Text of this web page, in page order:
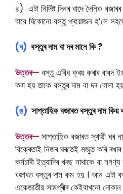
৪) এটা নিৰ্দিষ্ট দিনৰ বাদে দৈনিক
বাবে যিকোনো বস্তু প্ৰয়োজন হ’লে
(ঘ) বস্তুৰ দাম বা দৰ মানে কি ?
উত্তৰ— বস্তু এবিধ ক্ৰয় কৰাৰ বাবদ
কৰা হয় তাকে বস্তুৰ দাম বা দৰ বোলা
(ঙ) সাপ্তাহিক বজাৰত বস্তুৰ দাম
উত্তৰ— সাপ্তাহিক বজাৰত স্থায়ী
বিক্ৰেতাই নিজৰ ঘৰতেই মজুত কৰি ৰখাৰ
কৰ্মচাৰী ইত্যাদিৰ খৰছ নাথাকে বা
বজাৰত বস্তুৰ দাম কম হয় । আন এটা
একেজাতীয় সামগ্ৰীৰ কেইবাখনো দোকান